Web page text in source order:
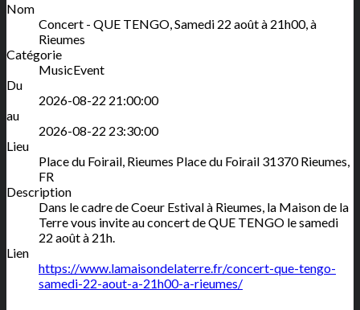
Nom
Concert - QUE TENGO, Samedi 22 août à 21h00, à
Rieumes
Catégorie
MusicEvent
Du
2026-08-22 21:00:00
au
2026-08-22 23:30:00
Lieu
Place du Foirail, Rieumes Place du Foirail 31370 Rieumes,
FR
Description
Dans le cadre de Coeur Estival à Rieumes, la Maison de la
Terre vous invite au concert de QUE TENGO le samedi
22 août à 21h.
Lien
https://www.lamaisondelaterre.fr/concert-que-tengo-
samedi-22-aout-a-21h00-a-rieumes/